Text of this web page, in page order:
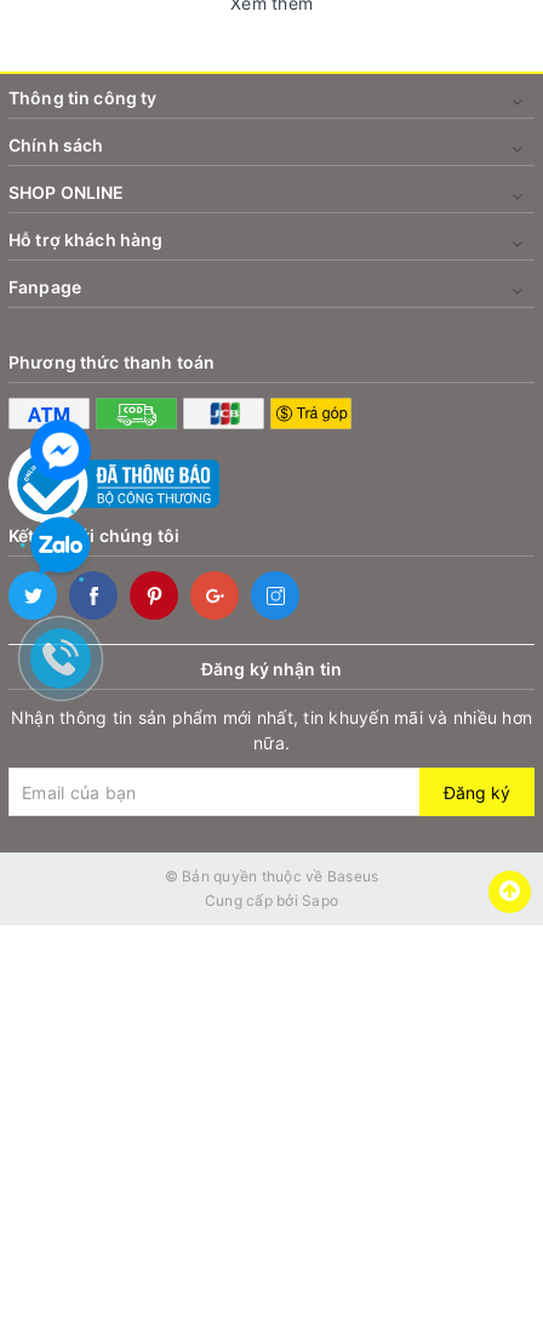
Thông tin công ty
Chính sách
SHOP ONLINE
Hỗ trợ khách hàng
Fanpage
Phương thức thanh toán
Kết nối với chúng tôi
Đăng ký nhận tin
Nhận thông tin sản phẩm mới nhất, tin khuyến mãi và nhiều hơn
nữa.
Đăng ký
© Bản quyền thuộc về Baseus
Cung cấp bởi Sapo